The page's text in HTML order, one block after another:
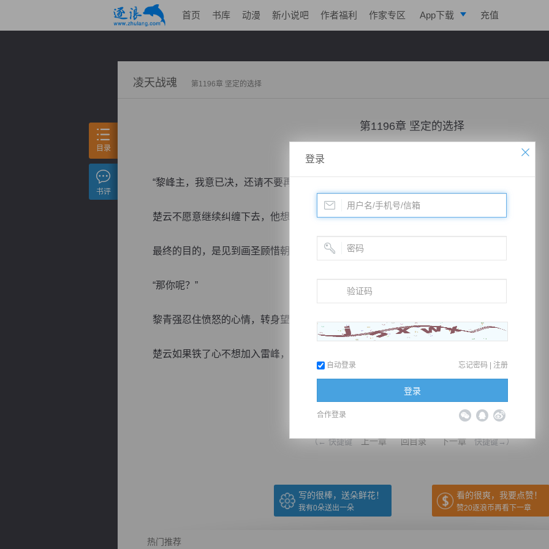
首页 书库 动漫 新小说吧 作者福利 作家专区 App下载 充值
凌天战魂 第1196章 坚定的选择
第1196章 坚定的选择
更新时间：2018-09-18 15:34 字数：3004
“黎峰主，我意已决，还请不要再多说了。”
楚云不愿意继续纠缠下去，他想要追寻画圣走过的踪迹，当然还为了那一份机缘。
最终的目的，是见到画圣顾惜朝。
“那你呢？”
黎青强忍住愤怒的心情，转身望向九公主。
楚云如果铁了心不想加入雷峰，自己就算再怎么强迫也强迫不来，所以自己无论如何...
（← 快捷键 上一章 回目录 下一章 快捷键→）
写的很棒，送朵鲜花！
我有0朵送出一朵
看的很爽，我要点赞！
赞20逐浪币再看下一章
热门推荐
目录
书评
登录
自动登录 忘记密码 | 注册
登录
合作登录